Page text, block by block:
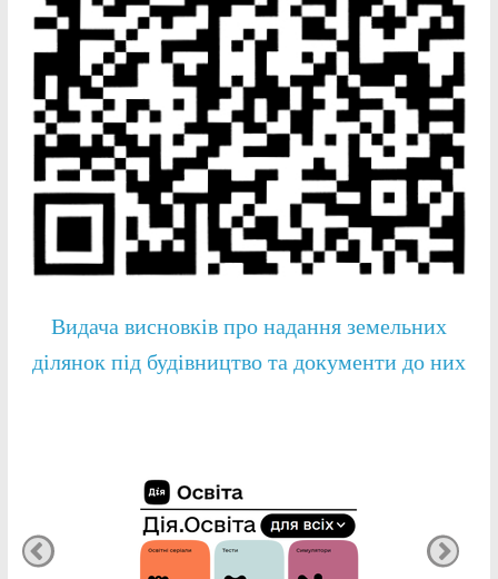
Видача висновків про надання земельних
ділянок під будівництво та документи до них